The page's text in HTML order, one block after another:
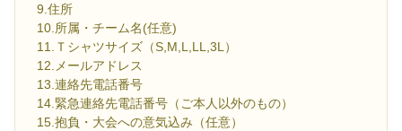
9.住所
10.所属・チーム名(任意)
11.Ｔシャツサイズ（S,M,L,LL,3L）
12.メールアドレス
13.連絡先電話番号
14.緊急連絡先電話番号（ご本人以外のもの）
15.抱負・大会への意気込み（任意）